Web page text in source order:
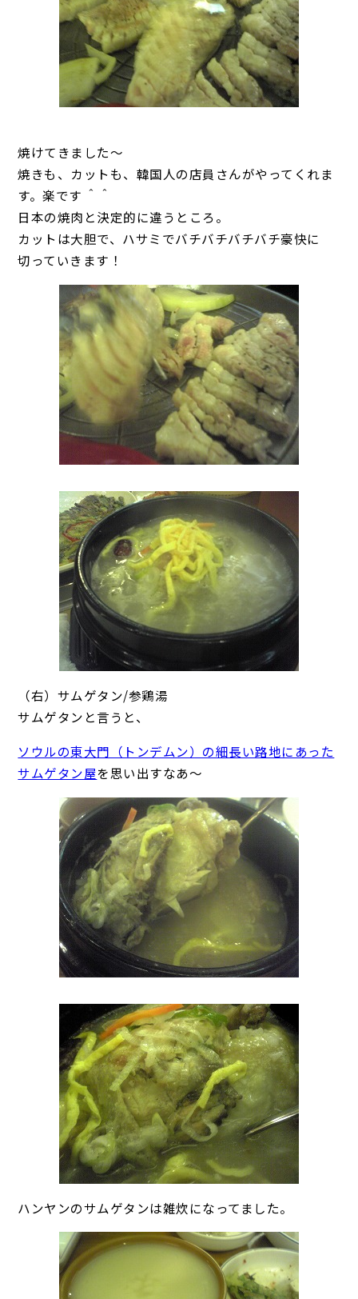
焼けてきました～
焼きも、カットも、韓国人の店員さんがやってくれま
す。楽です ＾＾
日本の焼肉と決定的に違うところ。
カットは大胆で、ハサミでバチバチバチバチ豪快に
切っていきます！
（右）サムゲタン/参鶏湯
サムゲタンと言うと、
ソウルの東大門（トンデムン）の細長い路地にあった
サムゲタン屋を思い出すなあ～
ハンヤンのサムゲタンは雑炊になってました。